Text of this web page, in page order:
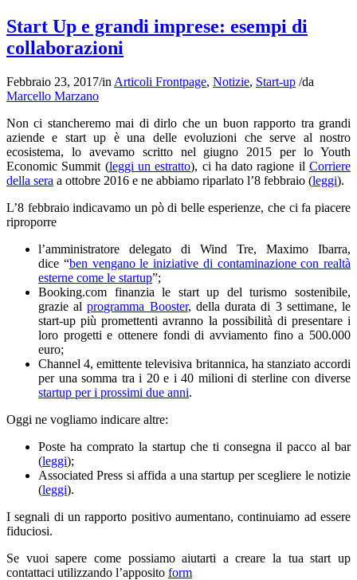
Start Up e grandi imprese: esempi di
collaborazioni
Febbraio 23, 2017/in Articoli Frontpage, Notizie, Start-up /da
Marcello Marzano
Non ci stancheremo mai di dirlo che un buon rapporto tra grandi
aziende e start up è una delle evoluzioni che serve al nostro
ecosistema, lo avevamo scritto nel giugno 2015 per lo Youth
Economic Summit (leggi un estratto), ci ha dato ragione ilCorriere
della sera a ottobre 2016 e ne abbiamo riparlato l’8 febbraio (leggi).
L’8 febbraio indicavamo un pò di belle esperienze, che ci fa piacere
riproporre
l’amministratore delegato di Wind Tre, Maximo Ibarra,
dice “ben vengano le iniziative di contaminazione con realtà
esterne come le startup”;
Booking.com finanzia le start up del turismo sostenibile,
grazie alprogramma Booster, della durata di 3 settimane, le
start-up più promettenti avranno la possibilità di presentare i
loro progetti e ottenere fondi di avviamento fino a 500.000
euro;
Channel 4, emittente televisiva britannica, ha stanziato accordi
per una somma tra i 20 e i 40 milioni di sterline con diverse
startup per i prossimi due anni.
Oggi ne vogliamo indicare altre:
Poste ha comprato la startup che ti consegna il pacco al bar
(leggi);
Associated Press si affida a una startup per scegliere le notizie
(leggi).
I segnali di un rapporto positivo aumentano, continuiamo ad essere
fiduciosi.
Se vuoi sapere come possiamo aiutarti a creare la tua start up
contattaci utilizzando l’apposito form